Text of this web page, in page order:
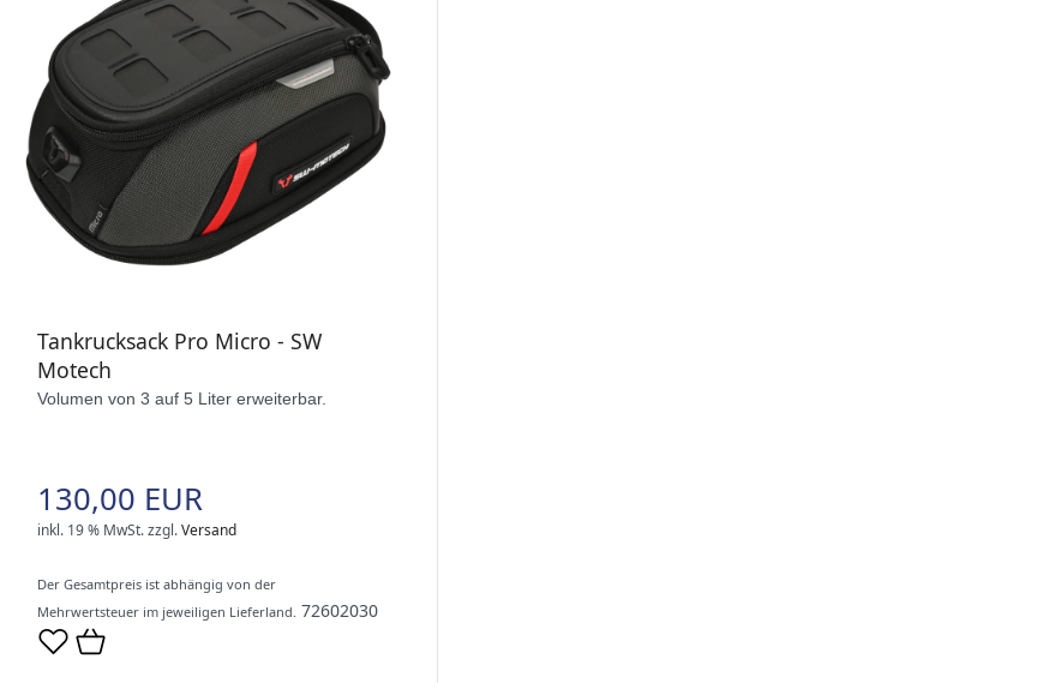
Tankrucksack Pro Micro - SW
Motech
Volumen von 3 auf 5 Liter erweiterbar.
130,00 EUR
inkl. 19 % MwSt.zzgl.Versand
Der Gesamtpreis ist abhängig von der
Mehrwertsteuer im jeweiligen Lieferland. 72602030